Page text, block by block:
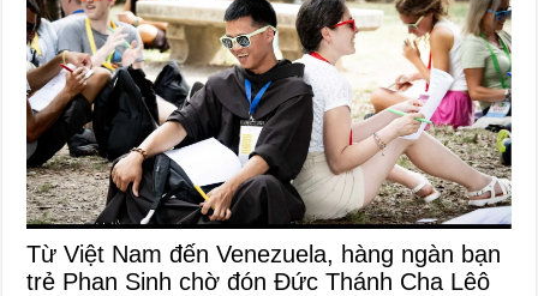
Từ Việt Nam đến Venezuela, hàng ngàn bạn
trẻ Phan Sinh chờ đón Đức Thánh Cha Lêô